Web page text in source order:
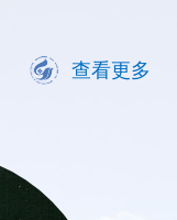
查看更多